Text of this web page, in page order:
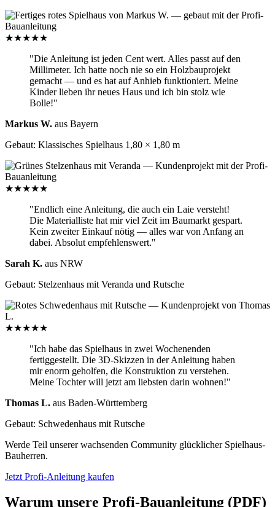
★★★★★
"Die Anleitung ist jeden Cent wert. Alles passt auf den
Millimeter. Ich hatte noch nie so ein Holzbauprojekt
gemacht — und es hat auf Anhieb funktioniert. Meine
Kinder lieben ihr neues Haus und ich bin stolz wie
Bolle!"
Markus W. aus Bayern
Gebaut: Klassisches Spielhaus 1,80 × 1,80 m
★★★★★
"Endlich eine Anleitung, die auch ein Laie versteht!
Die Materialliste hat mir viel Zeit im Baumarkt gespart.
Kein zweiter Einkauf nötig — alles war von Anfang an
dabei. Absolut empfehlenswert."
Sarah K. aus NRW
Gebaut: Stelzenhaus mit Veranda und Rutsche
★★★★★
"Ich habe das Spielhaus in zwei Wochenenden
fertiggestellt. Die 3D-Skizzen in der Anleitung haben
mir enorm geholfen, die Konstruktion zu verstehen.
Meine Tochter will jetzt am liebsten darin wohnen!"
Thomas L. aus Baden-Württemberg
Gebaut: Schwedenhaus mit Rutsche
Werde Teil unserer wachsenden Community glücklicher Spielhaus-
Bauherren.
Jetzt Profi-Anleitung kaufen
Warum unsere Profi-Bauanleitung (PDF)